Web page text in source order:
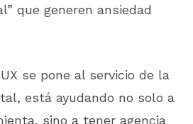
que generen ansiedad
se pone al servicio de la
está ayudando no solo a
sino a tener agencia